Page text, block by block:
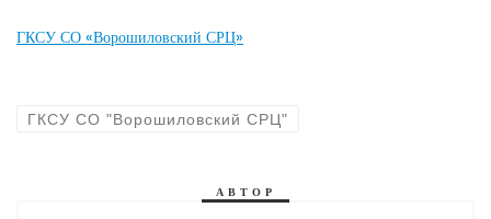
ГКСУ СО «Ворошиловский СРЦ»
ГКСУ СО "Ворошиловский СРЦ"
АВТОР